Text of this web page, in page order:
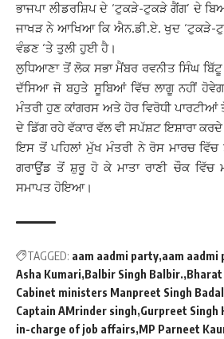
ਭਾਜਪਾ ਲੀਡਰਸ਼ਿਪ ਦੇ ‘ਟੁਕੜੇ-ਟੁਕੜੇ ਗੈਂਗ’ ਦੇ
ਜਾਖੜ ਨੇ ਆਖਿਆ ਕਿ ਐਨ.ਡੀ.ਏ. ਖੁਦ ‘ਟੁਕੜੇ-
ਵੰਡਣ ‘ਤੇ ਤੁਲੀ ਹੁਈ ਹੈ।
ਲੁਧਿਆਣਾ ਤੋਂ ਲੋਕ ਸਭਾ ਮੈਂਬਰ ਰਵਨੀਤ ਸਿੰਘ ਬਿੱਟੂ
ਦੱਸਿਆ ਜੋ ਬਹੁਤੇ ਸੂਬਿਆਂ ਵਿੱਚ ਲਾਗੂ ਨਹੀਂ
ਮੰਤਰੀ ਹੁਣ ਕਾਂਗਰਸ ਅਤੇ ਹੋਰ ਵਿਰੋਧੀ
ਦੇ ਡਿੱਗ ਰਹੇ ਵੱਕਾਰ ਵੱਲ ਵੀ ਸਪੱਸ਼ਟ ਇਸ਼ਾਰਾ
ਇਸ ਤੋਂ ਪਹਿਲਾਂ ਮੁੱਖ ਮੰਤਰੀ ਨੇ ਰੋਸ ਮਾਰਚ ਵਿੱਚ
ਗਰਾਊਂਡ ਤੋਂ ਸ਼ੁਰੂ ਹੋ ਕੇ ਮਾਤਾ ਰਾਣੀ ਚੌਕ ਵਿੱਚ
ਸਮਾਪਤ ਹੋਇਆ।
TAGGED: aam aadmi party aam aadmi
Asha Kumari Balbir Singh Balbir. Bharat
Cabinet ministers Manpreet Singh Badal
Captain AMrinder singh Gurpreet Singh
in-charge of job affairs MP Parneet